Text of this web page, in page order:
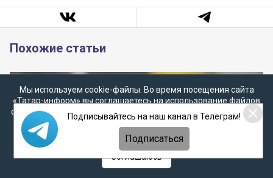
Похожие статьи
Мы используем cookie-файлы. Во время посещения сайта
«Татар-информ» вы соглашаетесь на использование файлов
cookie в соответствии с настоящим уведомлением, согласием
наобработку персональных данных,Политикой о
персональных данных
Политикой конфиденциальности
Соглашаюсь
Подписывайтесь на наш канал в Телеграм!
Подписаться